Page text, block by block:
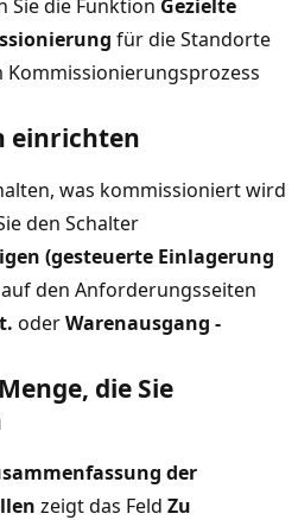
Sie die Funktion Gezielte
für die Standorte
Kommissionierungsprozess
einrichten
was kommissioniert wird
den Schalter
(gesteuerte Einlagerung
auf den Anforderungsseiten
oderWarenausgang -
die Sie
der
zeigt das Feld Zu